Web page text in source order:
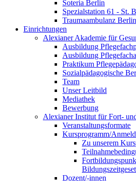
Soteria Berlin
Spezialstation 61 - St.
Traumaambulanz Berlin
Einrichtungen
Alexianer Akademie für
Ausbildung
Ausbildung
Praktikum
Sozialpädagogische
Team
Unser Leitbild
Mediathek
Bewerbung
Alexianer Institut für Fort-
Veranstaltungsformate
Kursprogramm/
Zu unserem
Dozent/-innen